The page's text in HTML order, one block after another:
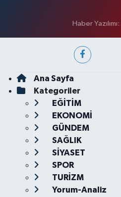
Haber Yazılımı:
Ana Sayfa
Kategoriler
EĞİTİM
EKONOMİ
GÜNDEM
SAĞLIK
SİYASET
SPOR
TURİZM
Yorum-Analiz